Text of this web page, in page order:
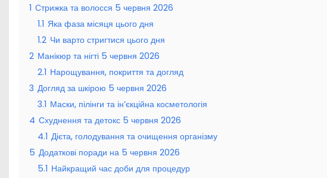
1 Стрижка та волосся 5 червня 2026
1.1 Яка фаза місяця цього дня
1.2 Чи варто стригтися цього дня
2 Манікюр та нігті 5 червня 2026
2.1 Нарощування, покриття та догляд
3 Догляд за шкірою 5 червня 2026
3.1 Маски, пілінги та ін’єкційна косметологія
4 Схуднення та детокс 5 червня 2026
4.1 Дієта, голодування та очищення організму
5 Додаткові поради на 5 червня 2026
5.1 Найкращий час доби для процедур